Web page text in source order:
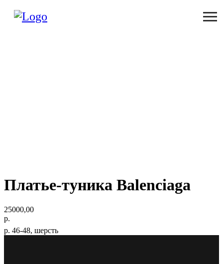
Платье-туника Balenciaga
25000,00
р.
р. 46-48, шерсть